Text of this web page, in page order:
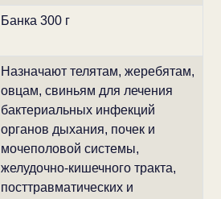
Банка 300 г
Назначают телятам, жеребятам,
овцам, свиньям для лечения
бактериальных инфекций
органов дыхания, почек и
мочеполовой системы,
желудочно-кишечного тракта,
посттравматических и